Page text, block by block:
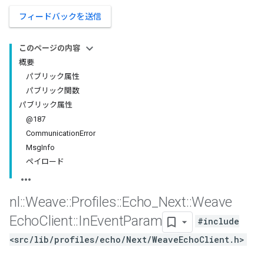
フィードバックを送信
このページの内容
概要
パブリック属性
パブリック関数
パブリック属性
@187
CommunicationError
MsgInfo
ペイロード
nl ::Weave::Profiles::Echo Next::Weave
EchoClient::InEventParam
#include
<src/lib/profiles/echo/Next/WeaveEchoClient.h>